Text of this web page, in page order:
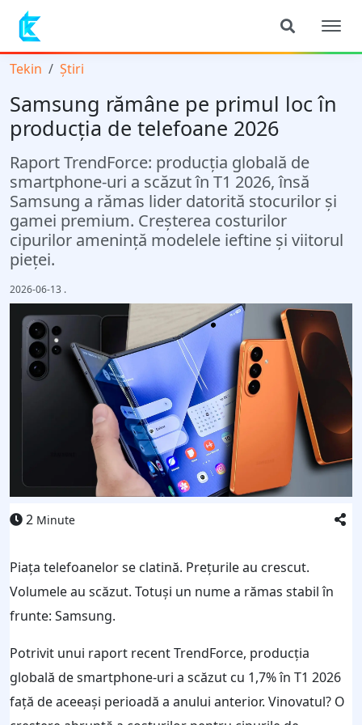
Tekin Știri
Samsung rămâne pe primul loc în
producția de telefoane 2026
Raport TrendForce: producția globală de
smartphone-uri a scăzut în T1 2026, însă
Samsung a rămas lider datorită stocurilor și
gamei premium. Creșterea costurilor
cipurilor amenință modelele ieftine și viitorul
pieței.
2026-06-13 .
2 Minute
Piața telefoanelor se clatină. Prețurile au crescut.
Volumele au scăzut. Totuși un nume a rămas stabil în
frunte: Samsung.
Potrivit unui raport recent TrendForce, producția
globală de smartphone-uri a scăzut cu 1,7% în T1 2026
față de aceeași perioadă a anului anterior. Vinovatul? O